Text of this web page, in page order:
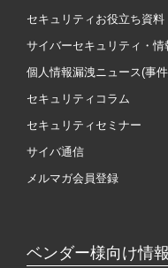
セキュリティお役立ち資料
サイバーセキュリティ・情
個人情報漏洩ニュース(事
セキュリティコラム
セキュリティセミナー
サイバ通信
メルマガ会員登録
ベンダー様向け情報